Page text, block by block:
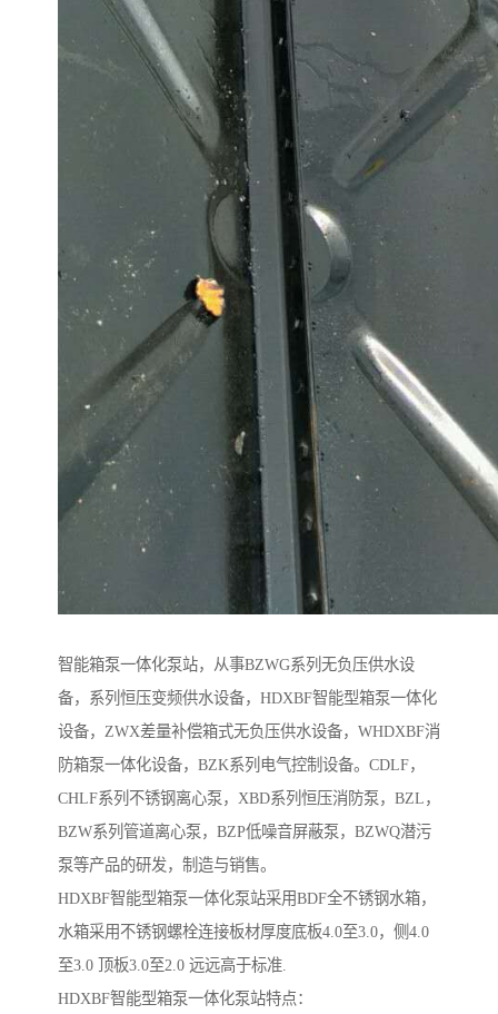
智能箱泵一体化泵站，从事BZWG系列无负压供水设
备，系列恒压变频供水设备，HDXBF智能型箱泵一体化
设备，ZWX差量补偿箱式无负压供水设备，WHDXBF消
防箱泵一体化设备，BZK系列电气控制设备。CDLF，
CHLF系列不锈钢离心泵，XBD系列恒压消防泵，BZL，
BZW系列管道离心泵，BZP低噪音屏蔽泵，BZWQ潜污
泵等产品的研发，制造与销售。
HDXBF智能型箱泵一体化泵站采用BDF全不锈钢水箱，
水箱采用不锈钢螺栓连接板材厚度底板4.0至3.0，侧4.0
至3.0 顶板3.0至2.0 远远高于标准.
HDXBF智能型箱泵一体化泵站特点：